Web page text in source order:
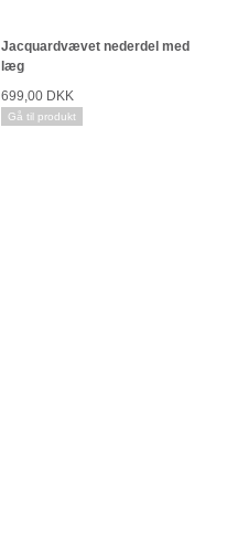
Jacquardvævet nederdel med
læg
699,00 DKK
Gå til produkt